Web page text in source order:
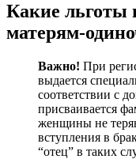
Какие льготы
матерям-
Важно! При
выдается
соответствии с
присваивается
женщины не
вступления в
“отец” в таких